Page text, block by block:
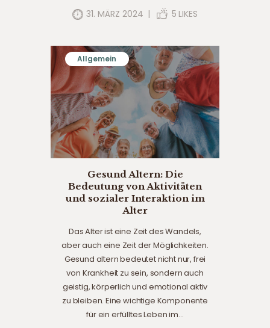
31. MÄRZ 2024 5 LIKES
Allgemein
Gesund Altern: Die
Bedeutung von Aktivitäten
und sozialer Interaktion im
Alter
Das Alter ist eine Zeit des Wandels,
aber auch eine Zeit der Möglichkeiten.
Gesund altern bedeutet nicht nur, frei
von Krankheit zu sein, sondern auch
geistig, körperlich und emotional aktiv
zu bleiben. Eine wichtige Komponente
für ein erfülltes Leben im…